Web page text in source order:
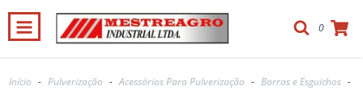
0
Início - Pulverização - Acessórios Para Pulverização - Barras e Esguichos -